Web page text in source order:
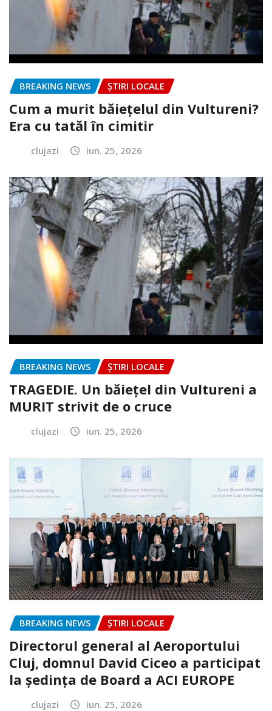
BREAKING NEWS ȘTIRI LOCALE
Cum a murit băiețelul din Vultureni?
Era cu tatăl în cimitir
clujazi iun. 25, 2026
BREAKING NEWS ȘTIRI LOCALE
TRAGEDIE. Un băiețel din Vultureni a
MURIT strivit de o cruce
clujazi iun. 25, 2026
BREAKING NEWS ȘTIRI LOCALE
Directorul general al Aeroportului
Cluj, domnul David Ciceo a participat
la ședința de Board a ACI EUROPE
clujazi iun. 25, 2026